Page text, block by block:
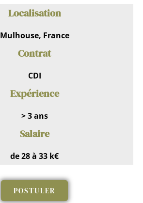
Localisation
Mulhouse, France
Contrat
CDI
Expérience
> 3 ans
Salaire
de 28 à 33 k€
POSTULER